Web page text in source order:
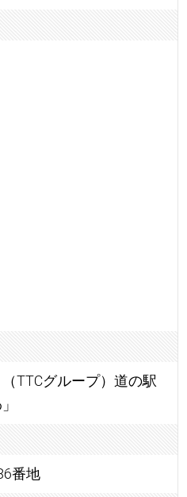
TTCグループ）道の駅
番地